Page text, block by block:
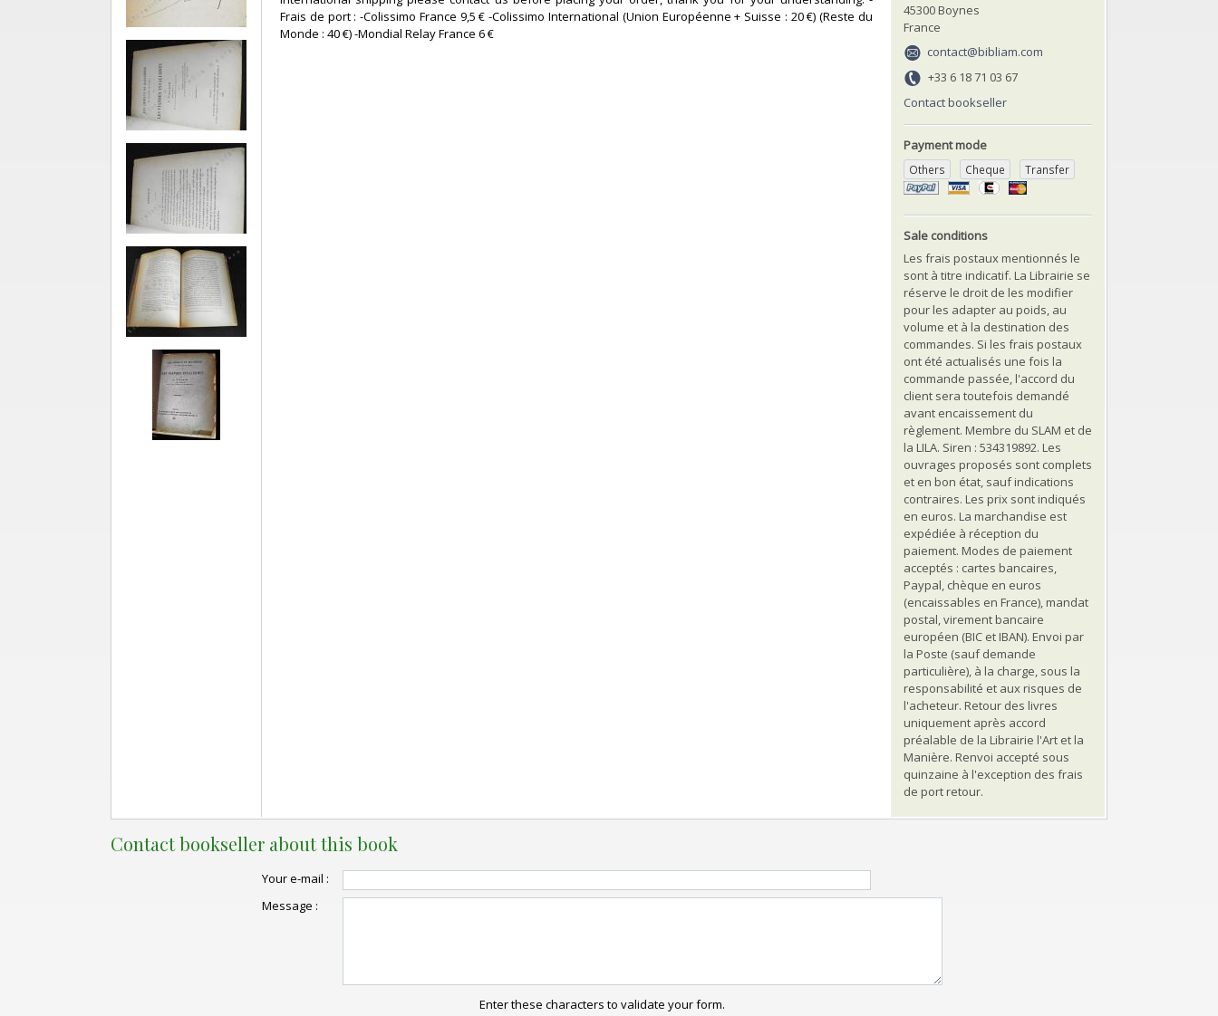
Frais de port : -Colissimo France 9,5 € -Colissimo International (Union Européenne + Suisse : 20 €) (Reste du
Monde : 40 €) -Mondial Relay France 6 € ‎
45300 Boynes
France
contact@bibliam.com
+33 6 18 71 03 67
Contact bookseller
Payment mode
Others Cheque Transfer
Sale conditions
Les frais postaux mentionnés le
sont à titre indicatif. La Librairie se
réserve le droit de les modifier
pour les adapter au poids, au
volume et à la destination des
commandes. Si les frais postaux
ont été actualisés une fois la
commande passée, l'accord du
client sera toutefois demandé
avant encaissement du
règlement. Membre du SLAM et de
la LILA. Siren : 534319892. Les
ouvrages proposés sont complets
et en bon état, sauf indications
contraires. Les prix sont indiqués
en euros. La marchandise est
expédiée à réception du
paiement. Modes de paiement
acceptés : cartes bancaires,
Paypal, chèque en euros
(encaissables en France), mandat
postal, virement bancaire
européen (BIC et IBAN). Envoi par
la Poste (sauf demande
particulière), à la charge, sous la
responsabilité et aux risques de
l'acheteur. Retour des livres
uniquement après accord
préalable de la Librairie l'Art et la
Manière. Renvoi accepté sous
quinzaine à l'exception des frais
de port retour.
Contact bookseller about this book
Your e-mail :
Message :
Enter these characters to validate your form.